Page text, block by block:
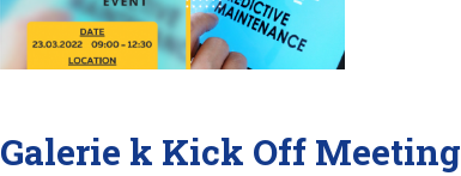
Galerie k Kick Off Meeting